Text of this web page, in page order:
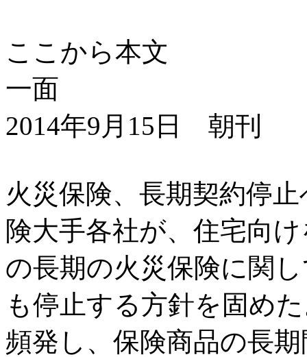
ここから本文
一面
2014年9月15日 朝刊
火災保険、長期契約
険大手各社が、住宅向
の長期の火災保険に関
も停止する方針を固め
頻発し、保険商品の長